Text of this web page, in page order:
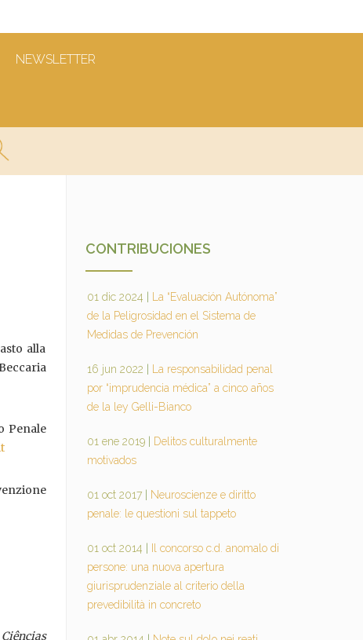
NEWSLETTER
alla
Penale
CONTRIBUCIONES
01 dic 2024
La “Evaluación Autónoma”
de la Peligrosidad en el Sistema de
Medidas de Prevención
16 jun 2022
La responsabilidad penal
por “imprudencia médica” a cinco años
de la ley Gelli-Bianco
01 ene 2019
Delitos culturalmente
motivados
01 oct 2017
Neuroscienze e diritto
penale: le questioni sul tappeto
01 oct 2014
Il concorso c.d. anomalo di
persone: una nuova apertura
giurisprudenziale al criterio della
prevedibilità in concreto